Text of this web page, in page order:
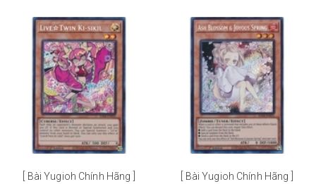
[ Bài Yugioh Chính Hãng ]
[ Bài Yugioh Chính Hãng ]